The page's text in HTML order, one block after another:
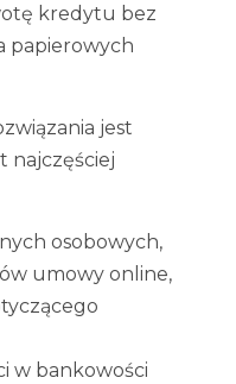
kredytu bez
papierowych
jest
najczęściej
osobowych,
umowy online,
w bankowości